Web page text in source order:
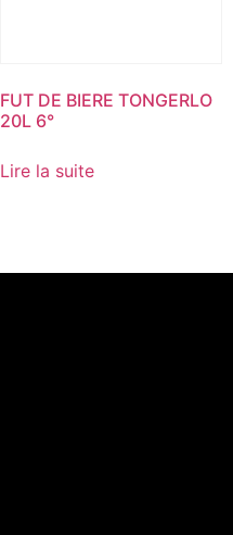
FUT DE BIERE TONGERLO
20L 6°
Lire la suite